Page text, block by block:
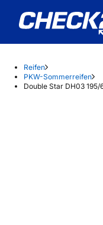
Reifen
PKW-Sommerreifen
Double Star DH03 195/